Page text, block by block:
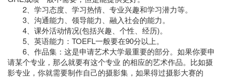
2、学习态度、学习热情、专业兴趣和学习潜力等。
3、沟通能力、领导能力、融入社会的能力。
4、课外活动情况(包括兴趣、个性、经历)。
5、英语能力：TOEFL一般要在90分以上。
6、作品集：这是申请艺术大学最重要的部分。如果你要申
请某个专业，那么就要有这个专业 的相应的艺术作品。比如摄
影专业，你就需要制作自己的摄影集，如果得过摄影大赛的